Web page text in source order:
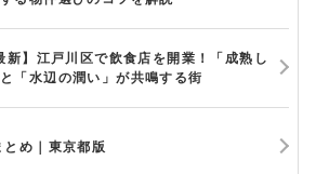
新】江戸川区で飲食店を開業！「成熟し
「水辺の潤い」が共鳴する街
め｜東京都版